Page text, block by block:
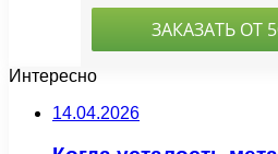
Интересно
14.04.2026